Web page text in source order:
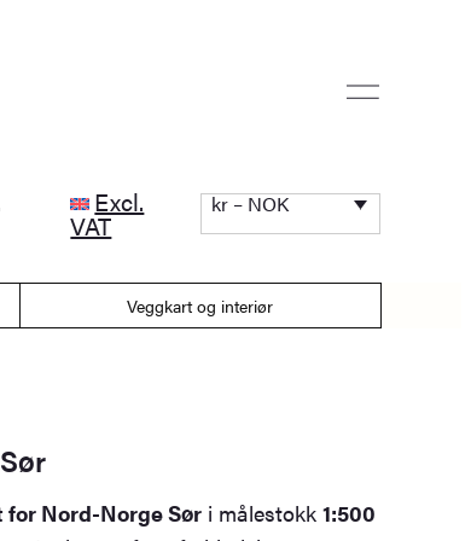
Excl.
VAT
kr – NOK
Veggkart og interiør
for Nord-Norge Søri målestokk 1:500